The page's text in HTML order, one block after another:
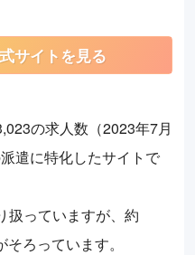
サイトを見る
の求人数（2023年7月
遣に特化したサイトで
扱っていますが、約
ろっています。